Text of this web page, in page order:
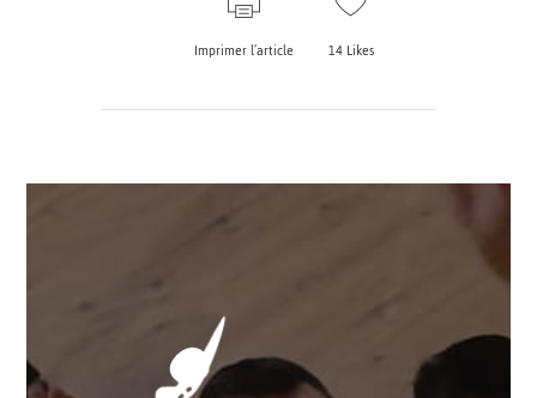
Imprimer l’article 14Likes